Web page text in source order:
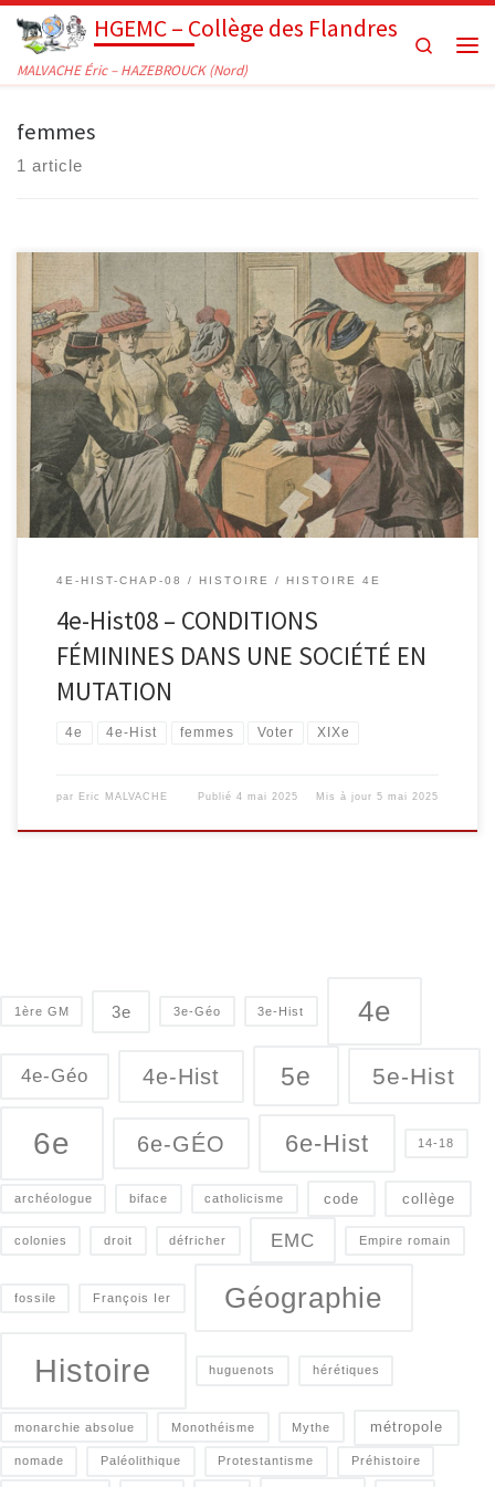
Passer au contenuHGEMC – Collège des Flandres
MALVACHE Éric – HAZEBROUCK (Nord)
Search
femmes
1 article
4E-HIST-CHAP-08 HISTOIRE HISTOIRE 4E
4e-Hist08 – CONDITIONS
FÉMININES DANS UNE SOCIÉTÉ EN
MUTATION
4e 4e-Hist femmes Voter XIXe
par Eric MALVACHE Publié4 mai 2025 Mis à jour5 mai 2025
1ère GM 3e 3e-Géo 3e-Hist 4e
4e-Géo 4e-Hist 5e 5e-Hist
6e 6e-GÉO 6e-Hist 14-18
archéologue biface catholicisme code collège
colonies droit défricher EMC Empire romain
fossile François Ier Géographie
Histoire huguenots hérétiques
monarchie absolue Monothéisme Mythe métropole
nomade Paléolithique Protestantisme Préhistoire